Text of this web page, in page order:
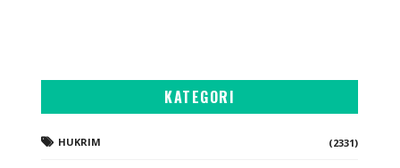
KATEGORI
HUKRIM (2331)